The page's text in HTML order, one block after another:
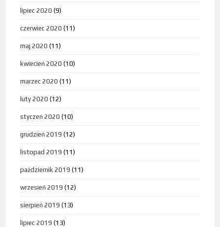
lipiec 2020 (9)
czerwiec 2020 (11)
maj 2020 (11)
kwiecień 2020 (10)
marzec 2020 (11)
luty 2020 (12)
styczeń 2020 (10)
grudzień 2019 (12)
listopad 2019 (11)
październik 2019 (11)
wrzesień 2019 (12)
sierpień 2019 (13)
lipiec 2019 (13)